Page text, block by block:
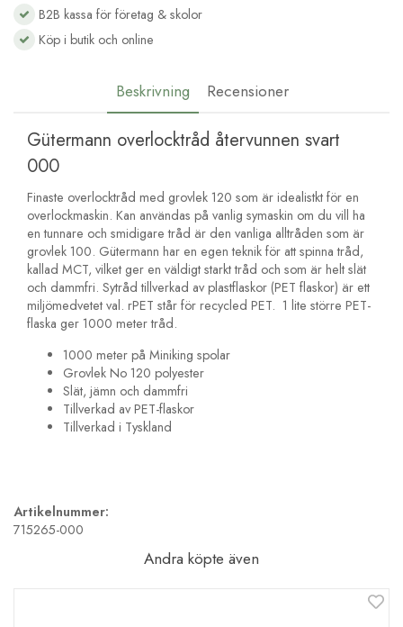
B2B kassa för företag & skolor
Köp i butik och online
Beskrivning Recensioner
Gütermann overlocktråd återvunnen svart
000
Finaste overlocktråd med grovlek 120 som är idealistkt för en
overlockmaskin. Kan användas på vanlig symaskin om du vill ha
en tunnare och smidigare tråd är den vanliga alltråden som är
grovlek 100. Gütermann har en egen teknik för att spinna tråd,
kallad MCT, vilket ger en väldigt starkt tråd och som är helt slät
och dammfri. Sytråd tillverkad av plastflaskor (PET flaskor) är ett
miljömedvetet val. rPET står för recycled PET. 1 lite större PET-
flaska ger 1000 meter tråd.
1000 meter på Miniking spolar
Grovlek No 120 polyester
Slät, jämn och dammfri
Tillverkad av PET-flaskor
Tillverkad i Tyskland
Artikelnummer:
715265-000
Andra köpte även